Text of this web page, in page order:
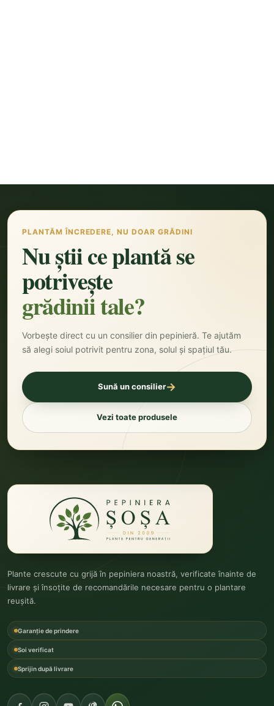
PLANTĂM ÎNCREDERE, NU DOAR GRĂDINI
Nu știi ce plantă se
potrivește
grădinii tale?
Vorbește direct cu un consilier din pepinieră. Te ajutăm
să alegi soiul potrivit pentru zona, solul și spațiul tău.
Sună un consilier→
Vezi toate produsele
Plante crescute cu grijă în pepiniera noastră, verificate înainte de
livrare și însoțite de recomandările necesare pentru o plantare
reușită.
Garanție de prindere
Soi verificat
Sprijin după livrare